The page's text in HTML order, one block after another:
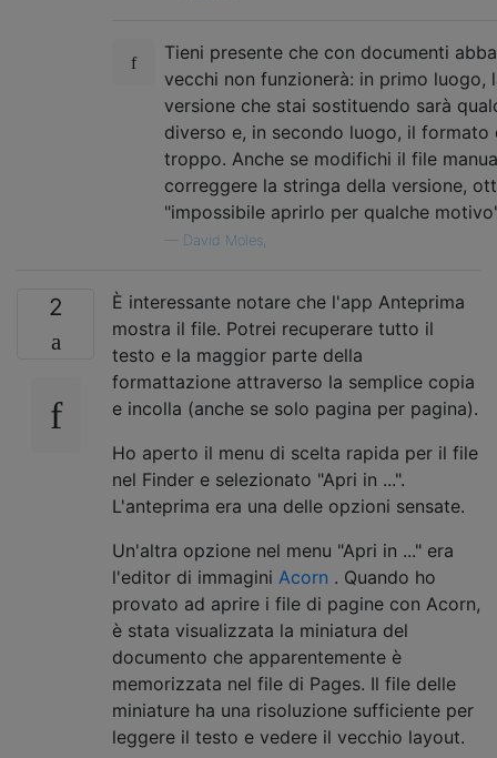
Tieni presente che con documenti
vecchi non funzionerà: in primo luogo,
versione che stai sostituendo sarà
diverso e, in secondo luogo, il formato
troppo. Anche se modifichi il file
correggere la stringa della versione,
"impossibile aprirlo per qualche
David Moles,
2
È interessante notare che l'app Anteprima
mostra il file. Potrei recuperare tutto il
testo e la maggior parte della
formattazione attraverso la semplice copia
e incolla (anche se solo pagina per pagina).
Ho aperto il menu di scelta rapida per il file
nel Finder e selezionato "Apri in ...".
L'anteprima era una delle opzioni sensate.
Un'altra opzione nel menu "Apri in ..." era
l'editor di immagini Acorn . Quando ho
provato ad aprire i file di pagine con Acorn,
è stata visualizzata la miniatura del
documento che apparentemente è
memorizzata nel file di Pages. Il file delle
miniature ha una risoluzione sufficiente per
leggere il testo e vedere il vecchio layout.